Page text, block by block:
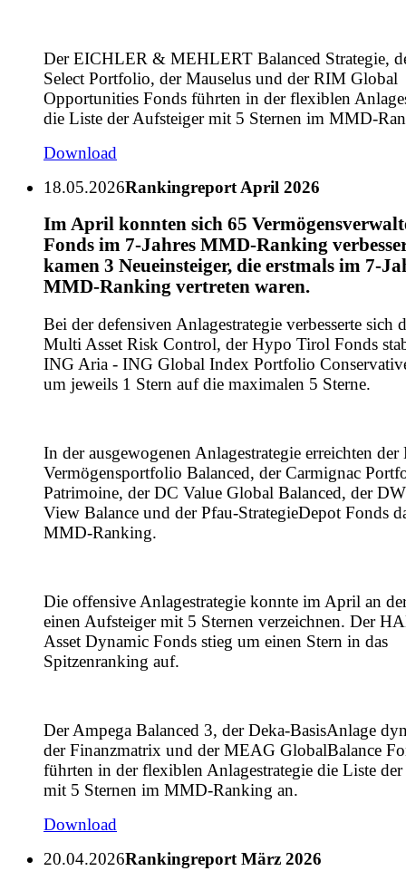
Der EICHLER & MEHLERT Balanced Strategie,
Select Portfolio, der Mauselus und der RIM Global
Opportunities Fonds führten in der flexiblen
die Liste der Aufsteiger mit 5 Sternen im MMD-
Download
18.05.2026Rankingreport April 2026
Im April konnten sich 65
Fonds im 7-Jahres MMD-Ranking
kamen 3 Neueinsteiger, die erstmals im 7-
MMD-Ranking vertreten waren.
Bei der defensiven Anlagestrategie verbesserte sich
Multi Asset Risk Control, der Hypo Tirol Fonds
ING Aria - ING Global Index Portfolio
um jeweils 1 Stern auf die maximalen 5 Sterne.
In der ausgewogenen Anlagestrategie erreichten der
Vermögensportfolio Balanced, der Carmignac
Patrimoine, der DC Value Global Balanced, der
View Balance und der Pfau-StrategieDepot Fonds
MMD-Ranking.
Die offensive Anlagestrategie konnte im April an
einen Aufsteiger mit 5 Sternen verzeichnen. Der
Asset Dynamic Fonds stieg um einen Stern in das
Spitzenranking auf.
Der Ampega Balanced 3, der Deka-BasisAnlage
der Finanzmatrix und der MEAG GlobalBalance
führten in der flexiblen Anlagestrategie die Liste
mit 5 Sternen im MMD-Ranking an.
Download
20.04.2026Rankingreport März 2026